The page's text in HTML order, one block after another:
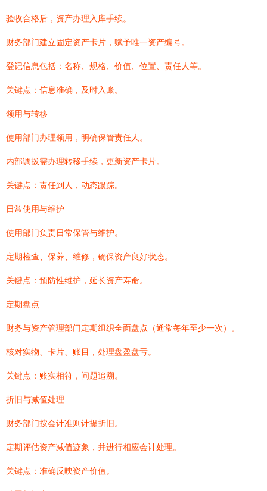
验收合格后，资产办理入库手续。
财务部门建立固定资产卡片，赋予唯一资产编号。
登记信息包括：名称、规格、价值、位置、责任人等。
关键点：信息准确，及时入账。
领用与转移
使用部门办理领用，明确保管责任人。
内部调拨需办理转移手续，更新资产卡片。
关键点：责任到人，动态跟踪。
日常使用与维护
使用部门负责日常保管与维护。
定期检查、保养、维修，确保资产良好状态。
关键点：预防性维护，延长资产寿命。
定期盘点
财务与资产管理部门定期组织全面盘点（通常每年至少一次）。
核对实物、卡片、账目，处理盘盈盘亏。
关键点：账实相符，问题追溯。
折旧与减值处理
财务部门按会计准则计提折旧。
定期评估资产减值迹象，并进行相应会计处理。
关键点：准确反映资产价值。